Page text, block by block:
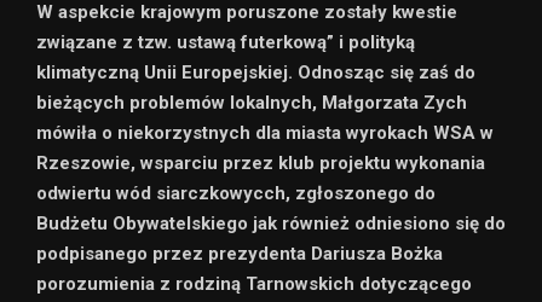
W aspekcie krajowym poruszone zostały kwestie
związane z tzw. ustawą futerkową” i polityką
klimatyczną Unii Europejskiej. Odnosząc się zaś do
bieżących problemów lokalnych, Małgorzata Zych
mówiła o niekorzystnych dla miasta wyrokach WSA w
Rzeszowie, wsparciu przez klub projektu wykonania
odwiertu wód siarczkowycch, zgłoszonego do
Budżetu Obywatelskiego jak również odniesiono się do
podpisanego przez prezydenta Dariusza Bożka
porozumienia z rodziną Tarnowskich dotyczącego